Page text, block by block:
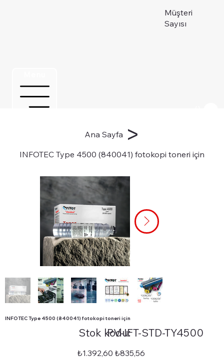
Müşteri
Sayısı
Ana Sayfa >
INFOTEC Type 4500 (840041) fotokopi toneri için
INFOTEC Type 4500 (840041) fotokopi toneri için
Stok kodu:
kodu:
STD-
TY4500
PV-IFT-STD-TY4500
Orijinal
fiyat
₺1.392,60 İndirimli
fiyat
₺835,56